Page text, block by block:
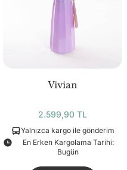
Vivian
2.599,90 TL
Yalnızca kargo ile gönderim
En Erken Kargolama Tarihi:
Bugün